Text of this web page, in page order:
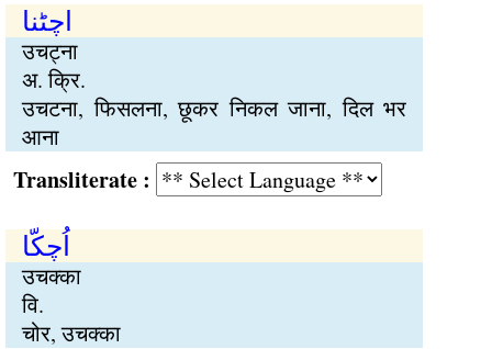
اچٹنا
उचट्ना
अ. क्रि.
उचटना, फिसलना, छूकर निकल जाना, दिल भर
आना
:
اُچکّا
उचक्का
वि.
चोर, उचक्का